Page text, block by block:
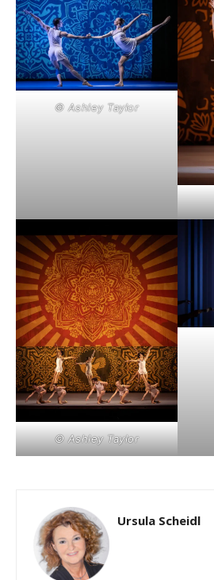
© Ashley Taylor
© Ashley Taylor
Ursula Scheidl